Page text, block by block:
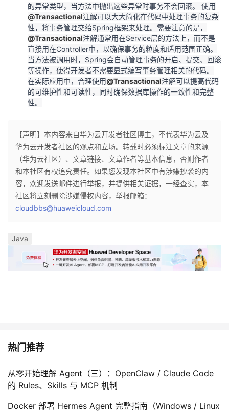
的异常类型，当方法中抛出这些异常时事务不会回滚。 使用
@Transactional注解可以大大简化在代码中处理事务的复杂
性，将事务管理交给Spring框架来处理。需要注意的是，
@Transactional注解通常用在Service层的方法上，而不是
直接用在Controller中，以确保事务的粒度和适用范围正确。
当方法被调用时，Spring会自动管理事务的开启、提交、回滚
等操作，使得开发者不需要显式编写事务管理相关的代码。
在实际应用中，合理使用@Transactional注解可以提高代码
的可维护性和可读性，同时确保数据库操作的一致性和完整
性。
【声明】本内容来自华为云开发者社区博主，不代表华为云及
华为云开发者社区的观点和立场。转载时必须标注文章的来源
（华为云社区）、文章链接、文章作者等基本信息，否则作者
和本社区有权追究责任。如果您发现本社区中有涉嫌抄袭的内
容，欢迎发送邮件进行举报，并提供相关证据，一经查实，本
社区将立刻删除涉嫌侵权内容，举报邮箱：
cloudbbs@huaweicloud.com
Java
热门推荐
从零开始理解 Agent（三）：OpenClaw / Claude Code
的 Rules、Skills 与 MCP 机制
Docker 部署 Hermes Agent 完整指南（Windows / Linux